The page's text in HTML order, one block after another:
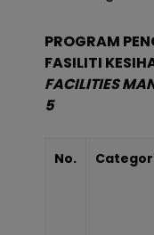
PROGRAM
FASILITI
FACILITIES
5
No.